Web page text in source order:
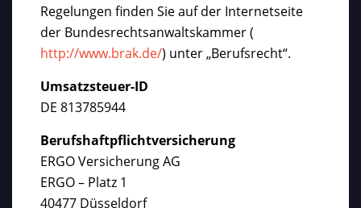
Regelungen finden Sie auf der Internetseite
der Bundesrechtsanwaltskammer (
http://www.brak.de/) unter „Berufsrecht“.
Umsatzsteuer-ID
DE 813785944
Berufshaftpflichtversicherung
ERGO Versicherung AG
ERGO – Platz 1
40477 Düsseldorf